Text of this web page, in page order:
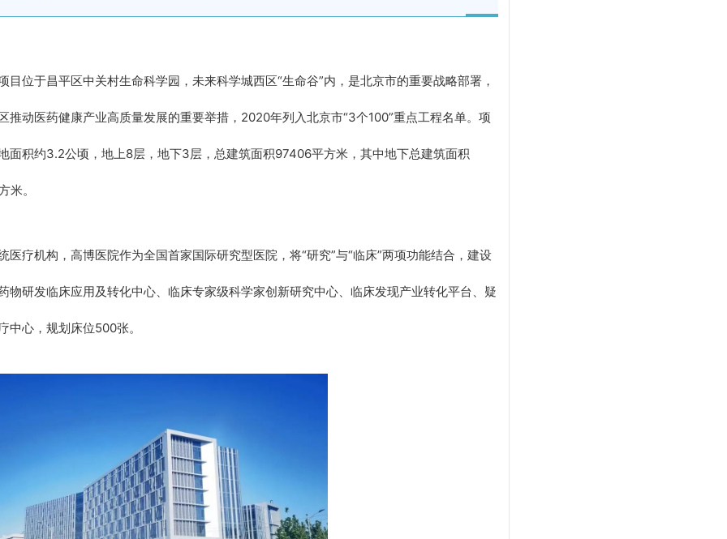
目位于昌平区中关村生命科学园，未来科学城西区“生命谷”内，是北京市的重要战略部署，
推动医药健康产业高质量发展的重要举措，2020年列入北京市“3个100”重点工程名单。项
面积约3.2公顷，地上8层，地下3层，总建筑面积97406平方米，其中地下总建筑面积
米。
医疗机构，高博医院作为全国首家国际研究型医院，将“研究”与“临床”两项功能结合，建设
物研发临床应用及转化中心、临床专家级科学家创新研究中心、临床发现产业转化平台、疑
中心，规划床位500张。